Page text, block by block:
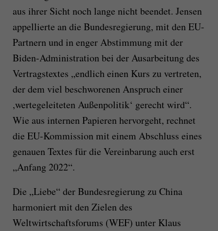
aus ihrer Sicht noch lange nicht beendet. Jensen
appellierte an die Bundesregierung, mit den EU-
Partnern und in enger Abstimmung mit der
Biden-Administration bei der Ausarbeitung des
Vertragstextes „endlich einen Kurs zu vertreten,
der dem viel beschworenen Anspruch einer
,wertegeleiteten Außenpolitik‘ gerecht wird“.
Wie aus internen Papieren hervorgeht, rechnet
die EU-Kommission mit einem Abschluss eines
genauen Textes für die Vereinbarung auch erst
„Anfang 2022“.
Die „Liebe“ der Bundesregierung zu China
harmoniert mit den Zielen des
Weltwirtschaftsforums (WEF) unter Klaus